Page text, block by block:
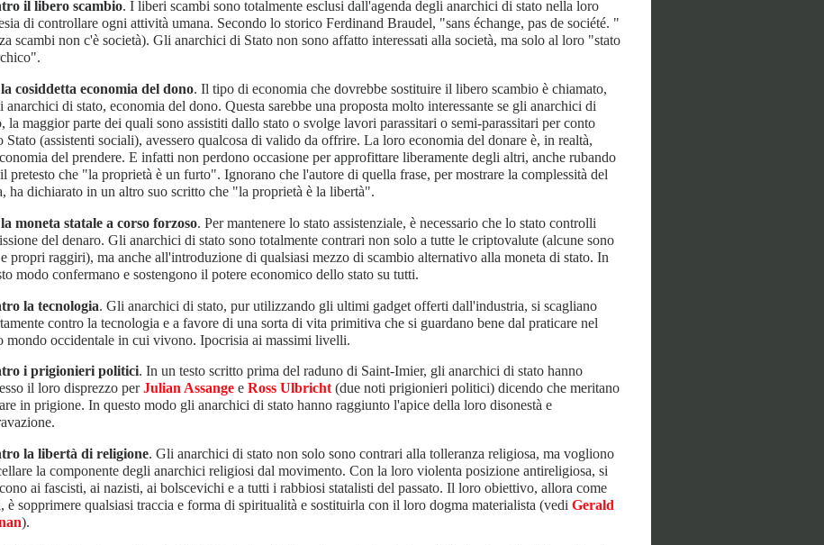
il libero scambio. I liberi scambi sono totalmente esclusi dall'agenda degli anarchici di stato nella loro
di controllare ogni attività umana. Secondo lo storico Ferdinand Braudel, "sans échange, pas de société. "
scambi non c'è società). Gli anarchici di Stato non sono affatto interessati alla società, ma solo al loro "stato
cosiddetta economia del dono. Il tipo di economia che dovrebbe sostituire il libero scambio è chiamato,
anarchici di stato, economia del dono. Questa sarebbe una proposta molto interessante se gli anarchici di
la maggior parte dei quali sono assistiti dallo stato o svolge lavori parassitari o semi-parassitari per conto
Stato (assistenti sociali), avessero qualcosa di valido da offrire. La loro economia del donare è, in realtà,
del prendere. E infatti non perdono occasione per approfittare liberamente degli altri, anche rubando
pretesto che "la proprietà è un furto". Ignorano che l'autore di quella frase, per mostrare la complessità del
ha dichiarato in un altro suo scritto che "la proprietà è la libertà".
la moneta statale a corso forzoso. Per mantenere lo stato assistenziale, è necessario che lo stato controlli
del denaro. Gli anarchici di stato sono totalmente contrari non solo a tutte le criptovalute (alcune sono
propri raggiri), ma anche all'introduzione di qualsiasi mezzo di scambio alternativo alla moneta di stato. In
modo confermano e sostengono il potere economico dello stato su tutti.
la tecnologia. Gli anarchici di stato, pur utilizzando gli ultimi gadget offerti dall'industria, si scagliano
contro la tecnologia e a favore di una sorta di vita primitiva che si guardano bene dal praticare nel
mondo occidentale in cui vivono. Ipocrisia ai massimi livelli.
i prigionieri politici. In un testo scritto prima del raduno di Saint-Imier, gli anarchici di stato hanno
il loro disprezzo perJulian Assange e Ross Ulbricht(due noti prigionieri politici) dicendo che meritano
in prigione. In questo modo gli anarchici di stato hanno raggiunto l'apice della loro disonestà e
la libertà di religione. Gli anarchici di stato non solo sono contrari alla tolleranza religiosa, ma vogliono
la componente degli anarchici religiosi dal movimento. Con la loro violenta posizione antireligiosa, si
ai fascisti, ai nazisti, ai bolscevichi e a tutti i rabbiosi statalisti del passato. Il loro obiettivo, allora come
è sopprimere qualsiasi traccia e forma di spiritualità e sostituirla con il loro dogma materialista (vedi Gerald
).